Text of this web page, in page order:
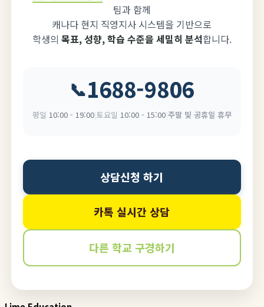
팀과 함께
캐나다 현지 직영지사 시스템을 기반으로
학생의 목표, 성향, 학습 수준을 세밀히 분석합니다.
📞1688-9806
평일 10:00 - 19:00| 토요일 10:00 - 15:00| 주말 및 공휴일 휴무
상담신청 하기
카톡 실시간 상담
다른 학교 구경하기